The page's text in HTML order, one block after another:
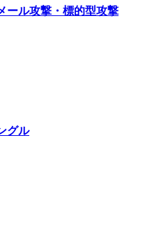
ール攻撃・標的型攻撃
グル